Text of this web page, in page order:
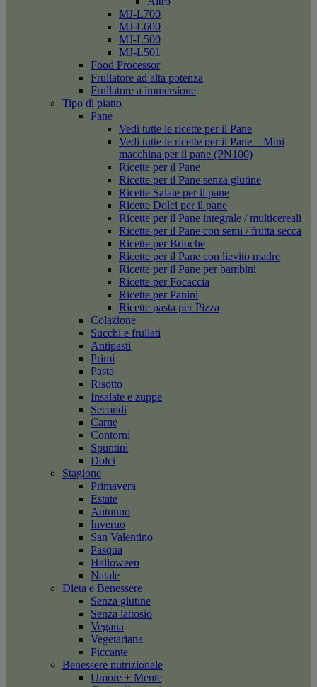
MJ-L700
MJ-L600
MJ-L500
MJ-L501
Food Processor
Frullatore ad alta potenza
Frullatore a immersione
Tipo di piatto
Pane
Vedi tutte le ricette per il Pane
Vedi tutte le ricette per il Pane – Mini
macchina per il pane (PN100)
Ricette per il Pane
Ricette per il Pane senza glutine
Ricette Salate per il pane
Ricette Dolci per il pane
Ricette per il Pane integrale / multicereali
Ricette per il Pane con semi / frutta secca
Ricette per Brioche
Ricette per il Pane con lievito madre
Ricette per il Pane per bambini
Ricette per Focaccia
Ricette per Panini
Ricette pasta per Pizza
Colazione
Succhi e frullati
Antipasti
Primi
Pasta
Risotto
Insalate e zuppe
Secondi
Carne
Contorni
Spuntini
Dolci
Stagione
Primavera
Estate
Autunno
Inverno
San Valentino
Pasqua
Halloween
Natale
Dieta e Benessere
Senza glutine
Senza lattosio
Vegana
Vegetariana
Piccante
Benessere nutrizionale
Umore + Mente